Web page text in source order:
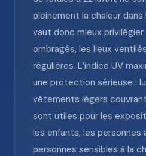
pleinement la chaleur
vaut donc mieux
ombragés, les lieux
régulières. L’indice UV
une protection sérieuse :
vêtements légers
sont utiles pour les
les enfants, les personnes
personnes sensibles à la